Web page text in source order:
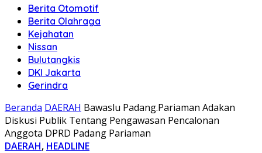
Berita Otomotif
Berita Olahraga
Kejahatan
Nissan
Bulutangkis
DKI Jakarta
Gerindra
Beranda DAERAH Bawaslu Padang.Pariaman Adakan
Diskusi Publik Tentang Pengawasan Pencalonan
Anggota DPRD Padang Pariaman
DAERAH, HEADLINE